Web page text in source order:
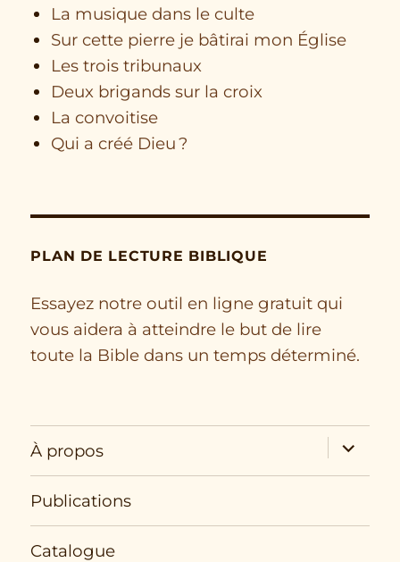
La musique dans le culte
Sur cette pierre je bâtirai mon Église
Les trois tribunaux
Deux brigands sur la croix
La convoitise
Qui a créé Dieu ?
PLAN DE LECTURE BIBLIQUE
Essayez notre outil en ligne gratuit qui
vous aidera à atteindre le but de lire
toute la Bible dans un temps déterminé.
À propos
expand
child
menu
Publications
Catalogue